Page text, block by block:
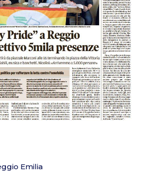
Emilia